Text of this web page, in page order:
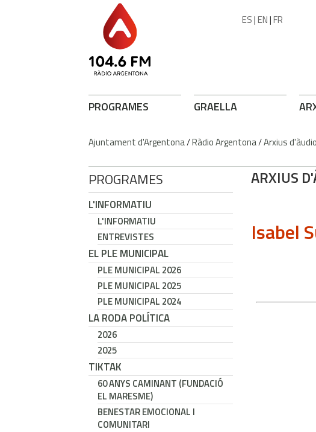
ES|EN|FR
PROGRAMES GRAELLA
Ajuntament d'Argentona/Ràdio Argentona/Arxius d'àudio
PROGRAMES
L'INFORMATIU
L'INFORMATIU
ENTREVISTES
EL PLE MUNICIPAL
PLE MUNICIPAL 2026
PLE MUNICIPAL 2025
PLE MUNICIPAL 2024
LA RODA POLÍTICA
2026
2025
TIKTAK
60 ANYS CAMINANT (FUNDACIÓ
EL MARESME)
BENESTAR EMOCIONAL I
COMUNITARI
ARXIUS
Isabel